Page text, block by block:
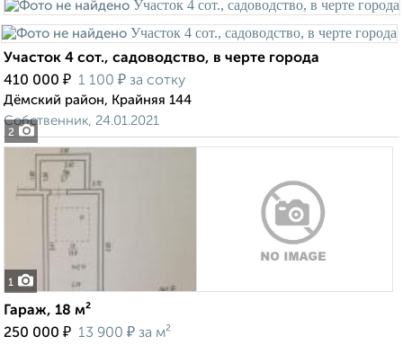
2
Участок 4 сот., садоводство, в черте города
410 000 ₽ 1 100 ₽ за сотку
Дёмский район, Крайняя 144
Собственник, 24.01.2021
1
Гараж, 18 м²
250 000 ₽ 13 900 ₽ за м²